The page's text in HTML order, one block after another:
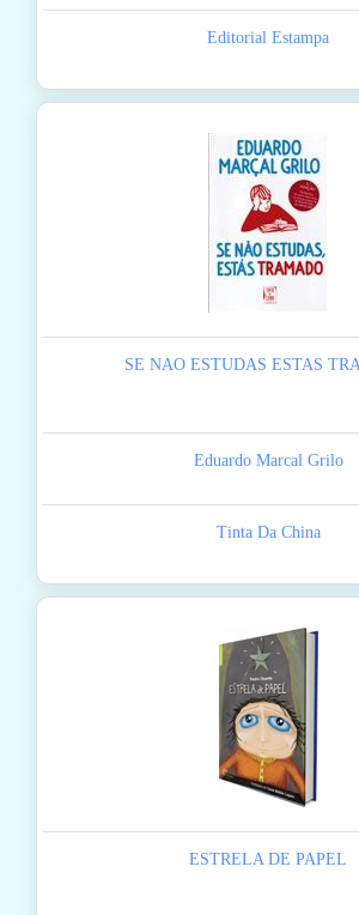
Editorial Estampa
SE NAO ESTUDAS ESTAS
Eduardo Marcal Grilo
Tinta Da China
ESTRELA DE PAPEL